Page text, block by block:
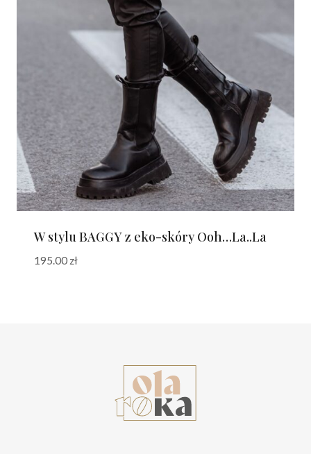
W stylu BAGGY z eko-skóry Ooh…La..La
195.00 zł